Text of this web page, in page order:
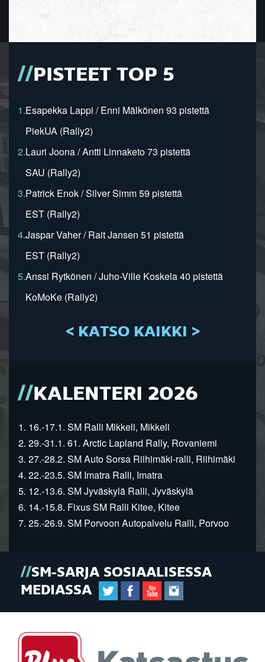
PISTEET TOP 5
1.Esapekka Lappi / Enni Mälkönen 93 pistettä
PiekUA (Rally2)
2.Lauri Joona / Antti Linnaketo 73 pistettä
SAU (Rally2)
3.Patrick Enok / Silver Simm 59 pistettä
EST (Rally2)
4.Jaspar Vaher / Rait Jansen 51 pistettä
EST (Rally2)
5.Anssi Rytkönen / Juho-Ville Koskela 40 pistettä
KoMoKe (Rally2)
< KATSO KAIKKI >
KALENTERI 2026
1. 16.-17.1. SM Ralli Mikkeli, Mikkeli
2. 29.-31.1. 61. Arctic Lapland Rally, Rovaniemi
3. 27.-28.2. SM Auto Sorsa Riihimäki-ralli, Riihimäki
4. 22.-23.5. SM Imatra Ralli, Imatra
5. 12.-13.6. SM Jyväskylä Ralli, Jyväskylä
6. 14.-15.8. Fixus SM Ralli Kitee, Kitee
7. 25.-26.9. SM Porvoon Autopalvelu Ralli, Porvoo
SM-SARJA SOSIAALISESSA
MEDIASSA